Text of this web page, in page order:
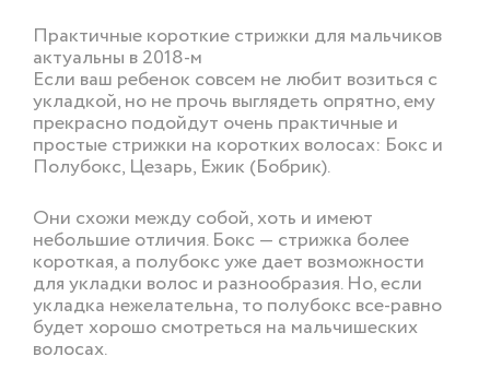
Практичные короткие стрижки для мальчиков
актуальны в 2018-м
Если ваш ребенок совсем не любит возиться с
укладкой, но не прочь выглядеть опрятно, ему
прекрасно подойдут очень практичные и
простые стрижки на коротких волосах: Бокс и
Полубокс, Цезарь, Ежик (Бобрик).
Они схожи между собой, хоть и имеют
небольшие отличия. Бокс — стрижка более
короткая, а полубокс уже дает возможности
для укладки волос и разнообразия. Но, если
укладка нежелательна, то полубокс все-равно
будет хорошо смотреться на мальчишеских
волосах.